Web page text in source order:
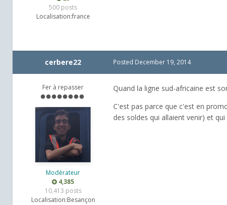
500 posts
Localisation:france
cerbere22
Fer à repasser
Modérateur
4,385
10,413 posts
Localisation:Besançon
Posted December 19, 2014
Quand la ligne sud-africaine est
C'est pas parce que c'est en
des soldes qui allaient venir) et